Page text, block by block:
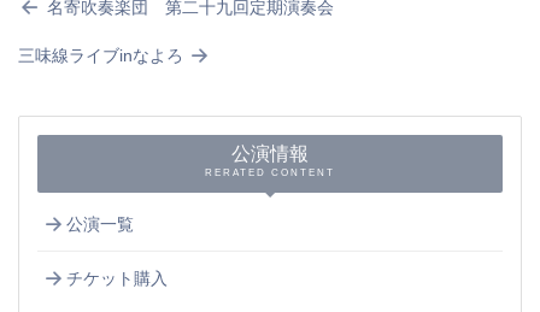
名寄吹奏楽団 第二十九回定期演奏会
三味線ライブinなよろ
公演情報
RERATED CONTENT
公演一覧
チケット購入